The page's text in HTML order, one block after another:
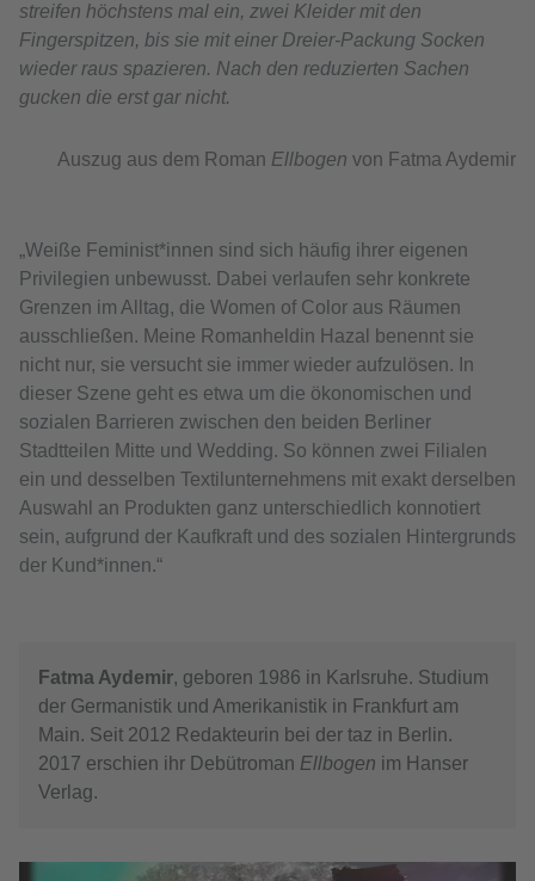
streifen höchstens mal ein, zwei Kleider mit den
Fingerspitzen, bis sie mit einer Dreier-Packung Socken
wieder raus spazieren. Nach den reduzierten Sachen
gucken die erst gar nicht.
Auszug aus dem Roman Ellbogen von Fatma Aydemir
„Weiße Feminist*innen sind sich häufig ihrer eigenen
Privilegien unbewusst. Dabei verlaufen sehr konkrete
Grenzen im Alltag, die Women of Color aus Räumen
ausschließen. Meine Romanheldin Hazal benennt sie
nicht nur, sie versucht sie immer wieder aufzulösen. In
dieser Szene geht es etwa um die ökonomischen und
sozialen Barrieren zwischen den beiden Berliner
Stadtteilen Mitte und Wedding. So können zwei Filialen
ein und desselben Textilunternehmens mit exakt derselben
Auswahl an Produkten ganz unterschiedlich konnotiert
sein, aufgrund der Kaufkraft und des sozialen Hintergrunds
der Kund*innen.“
Fatma Aydemir, geboren 1986 in Karlsruhe. Studium
der Germanistik und Amerikanistik in Frankfurt am
Main. Seit 2012 Redakteurin bei der taz in Berlin.
2017 erschien ihr Debütroman Ellbogen im Hanser
Verlag.